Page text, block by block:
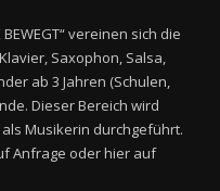
vereinen sich die
Saxophon, Salsa,
ab 3 Jahren (Schulen,
Dieser Bereich wird
Musikerin durchgeführt.
Anfrage oder hier auf